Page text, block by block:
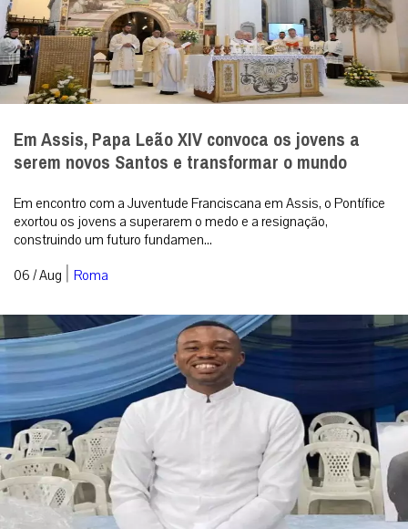
Em Assis, Papa Leão XIV convoca os jovens a
serem novos Santos e transformar o mundo
Em encontro com a Juventude Franciscana em Assis, o Pontífice
exortou os jovens a superarem o medo e a resignação,
construindo um futuro fundamen...
06 / Aug | Roma